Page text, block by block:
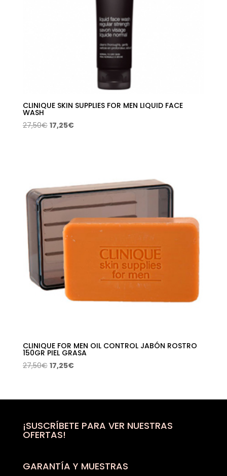
CLINIQUE SKIN SUPPLIES FOR MEN LIQUID FACE
WASH
27,50€ El
17,25€El
CLINIQUE FOR MEN OIL CONTROL JABÓN ROSTRO
150GR PIEL GRASA
27,50€ El
era:
17,25€El
es:
¡SUSCRÍBETE PARA VER NUESTRAS
OFERTAS!
GARANTÍA Y MUESTRAS